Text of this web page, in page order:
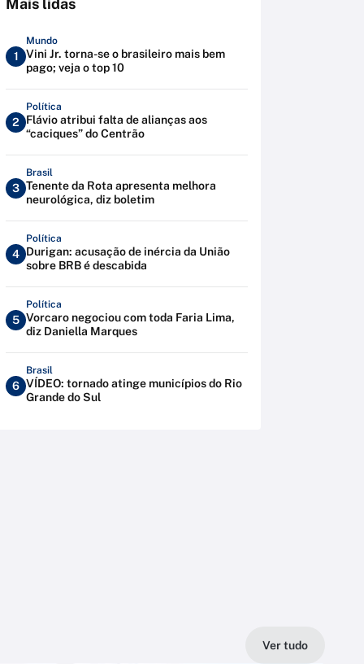
Mais lidas
1
Mundo
Vini Jr. torna-se o brasileiro mais bem
pago; veja o top 10
2
Política
Flávio atribui falta de alianças aos
“caciques” do Centrão
3
Brasil
Tenente da Rota apresenta melhora
neurológica, diz boletim
4
Política
Durigan: acusação de inércia da União
sobre BRB é descabida
5
Política
Vorcaro negociou com toda Faria Lima,
diz Daniella Marques
6
Brasil
VÍDEO: tornado atinge municípios do Rio
Grande do Sul
Ver tudo